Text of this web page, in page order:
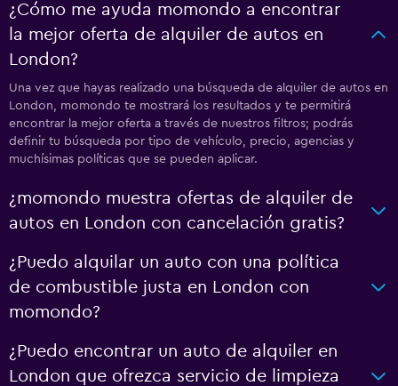
¿Cómo me ayuda momondo a encontrar
la mejor oferta de alquiler de autos en
London?
Una vez que hayas realizado una búsqueda de alquiler de autos en
London, momondo te mostrará los resultados y te permitirá
encontrar la mejor oferta a través de nuestros filtros; podrás
definir tu búsqueda por tipo de vehículo, precio, agencias y
muchísimas políticas que se pueden aplicar.
¿momondo muestra ofertas de alquiler de
autos en London con cancelación gratis?
¿Puedo alquilar un auto con una política
de combustible justa en London con
momondo?
¿Puedo encontrar un auto de alquiler en
London que ofrezca servicio de limpieza